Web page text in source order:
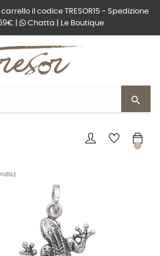
carrello il codice TRESOR15 - Spedizione
|
Chatta Le Boutique
search
0